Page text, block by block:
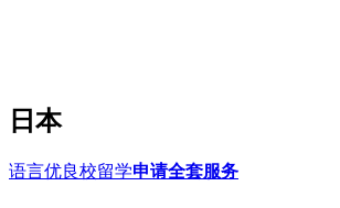
日本
语言优良校留学申请全套服务